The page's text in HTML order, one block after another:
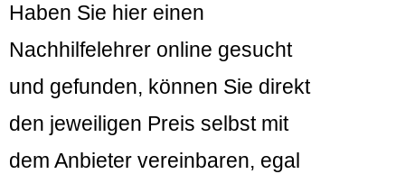
Haben Sie hier einen
Nachhilfelehrer online gesucht
und gefunden, können Sie direkt
den jeweiligen Preis selbst mit
dem Anbieter vereinbaren, egal